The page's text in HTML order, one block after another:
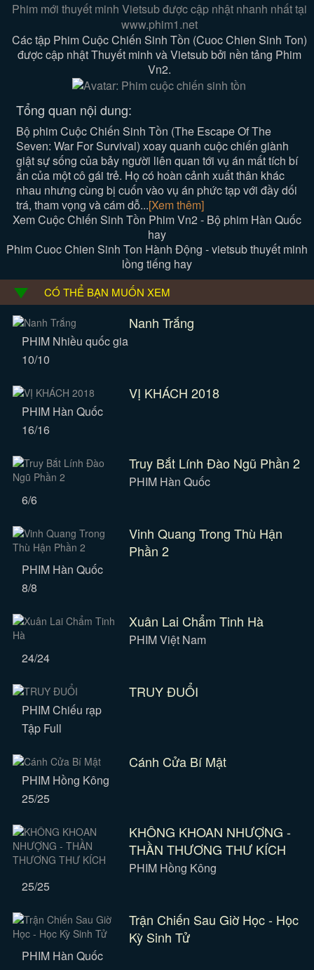
Phim mới thuyết minh Vietsub được cập nhật nhanh nhất tại
www.phim1.net
Các tập Phim Cuộc Chiến Sinh Tồn (Cuoc Chien Sinh Ton)
được cập nhật Thuyết minh và Vietsub bởi nền tảng Phim
Vn2.
Tổng quan nội dung:
Bộ phim Cuộc Chiến Sinh Tồn (The Escape Of The
Seven: War For Survival) xoay quanh cuộc chiến giành
giật sự sống của bảy người liên quan tới vụ án mất tích bí
ẩn của một cô gái trẻ. Họ có hoàn cảnh xuất thân khác
nhau nhưng cùng bị cuốn vào vụ án phức tạp với đầy dối
trá, tham vọng và cám dỗ...[Xem thêm]
Xem Cuộc Chiến Sinh Tồn Phim Vn2 - Bộ phim Hàn Quốc
hay
Phim Cuoc Chien Sinh Ton Hành Động - vietsub thuyết minh
lồng tiếng hay
CÓ THỂ BẠN MUỐN XEM
Nanh Trắng
PHIM Nhiều quốc gia
10/10
VỊ KHÁCH 2018
PHIM Hàn Quốc
16/16
Truy Bắt Lính Đào Ngũ Phần 2
PHIM Hàn Quốc
6/6
Vinh Quang Trong Thù Hận
Phần 2
PHIM Hàn Quốc
8/8
Xuân Lai Chẩm Tinh Hà
PHIM Việt Nam
24/24
TRUY ĐUỔI
PHIM Chiếu rạp
Tập Full
Cánh Cửa Bí Mật
PHIM Hồng Kông
25/25
KHÔNG KHOAN NHƯỢNG -
THẦN THƯƠNG THƯ KÍCH
PHIM Hồng Kông
25/25
Trận Chiến Sau Giờ Học - Học
Kỳ Sinh Tử
PHIM Hàn Quốc